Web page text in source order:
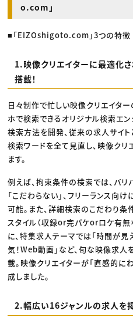
o.com」
■「EIZOshigoto.com」3つの特徴
1.映像クリエイターに最適化
搭載！
日々制作で忙しい映像クリエイター
ホで検索できるオリジナル検索エン
検索方法を開発、従来の求人サイ
検索ワードを全て見直し、映像クリ
ます。
例えば、拘束条件の検索では、バリ
「こだわらない」、フリーランス向
可能。また、詳細検索のこだわり条
スタイル（収録or完パケorロケ有無
に、特集求人テーマでは「時間が見
気！Web動画」など、旬な映像求
載。映像クリエイターが「直感的に
成しました。
2.幅広い16ジャンルの求人を